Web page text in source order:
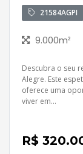
21584AGPI
9.000m²
Descubra o seu
Alegre. Este
oferece uma
viver em...
R$